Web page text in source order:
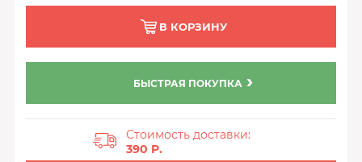
В КОРЗИНУ
БЫСТРАЯ ПОКУПКА
Стоимость доставки:
390 P.